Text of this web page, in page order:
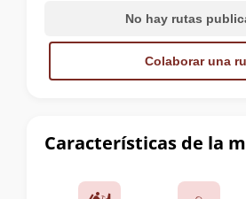
Características de la
No hay rutas
Colaborar una